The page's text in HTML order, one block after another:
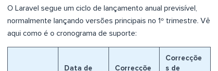
O Laravel segue um ciclo de lançamento anual previsível,
normalmente lançando versões principais no 1º trimestre. Vê
aqui como é o cronograma de suporte:
Data de
Correcçõe
Correcçõe
s de